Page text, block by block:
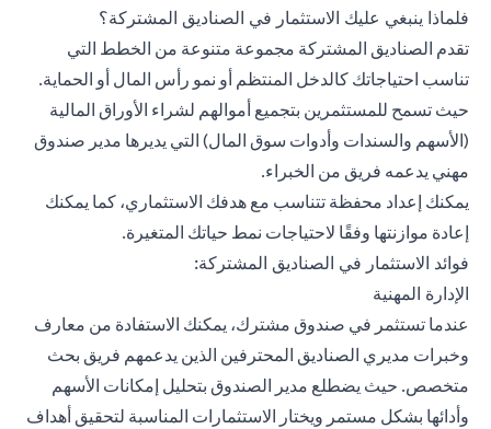
فلماذا ينبغي عليك الاستثمار في الصناديق المشتركة؟
تقدم الصناديق المشتركة مجموعة متنوعة من الخطط التي
تناسب احتياجاتك كالدخل المنتظم أو نمو رأس المال أو الحماية.
حيث تسمح للمستثمرين بتجميع أموالهم لشراء الأوراق المالية
(الأسهم والسندات وأدوات سوق المال) التي يديرها مدير صندوق
مهني يدعمه فريق من الخبراء.
يمكنك إعداد محفظة تتناسب مع هدفك الاستثماري، كما يمكنك
إعادة موازنتها وفقًا لاحتياجات نمط حياتك المتغيرة.
فوائد الاستثمار في الصناديق المشتركة:
الإدارة المهنية
عندما تستثمر في صندوق مشترك، يمكنك الاستفادة من معارف
وخبرات مديري الصناديق المحترفين الذين يدعمهم فريق بحث
متخصص. حيث يضطلع مدير الصندوق بتحليل إمكانات الأسهم
وأدائها بشكل مستمر ويختار الاستثمارات المناسبة لتحقيق أهداف